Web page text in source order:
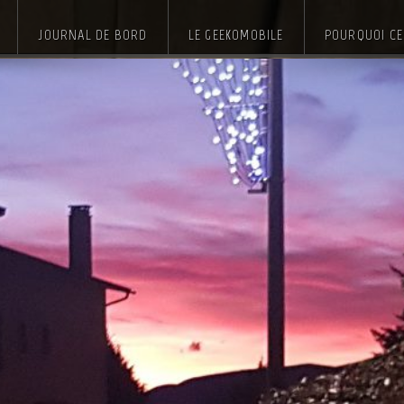
JOURNAL DE BORD LE GEEKOMOBILE POURQUOI